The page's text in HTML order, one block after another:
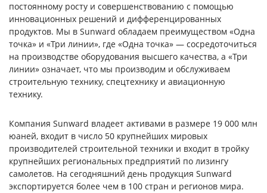
постоянному росту и совершенствованию с помощью
инновационных решений и дифференцированных
продуктов. Мы в Sunward обладаем преимуществом «Одна
точка» и «Три линии», где «Одна точка» — сосредоточиться
на производстве оборудования высшего качества, а «Три
линии» означает, что мы производим и обслуживаем
строительную технику, спецтехнику и авиационную
технику.
Компания Sunward владеет активами в размере 19 000 млн
юаней, входит в число 50 крупнейших мировых
производителей строительной техники и входит в тройку
крупнейших региональных предприятий по лизингу
самолетов. На сегодняшний день продукция Sunward
экспортируется более чем в 100 стран и регионов мира.